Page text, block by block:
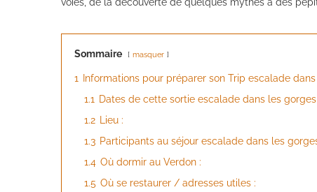
Sommaire masquer
1
Informations pour préparer son Trip escalade
1.1
Dates de cette sortie escalade dans les
1.2
Lieu :
1.3 Participants au séjour escalade dans les
1.4 Où dormir au Verdon :
1.5 Où se restaurer / adresses utiles :